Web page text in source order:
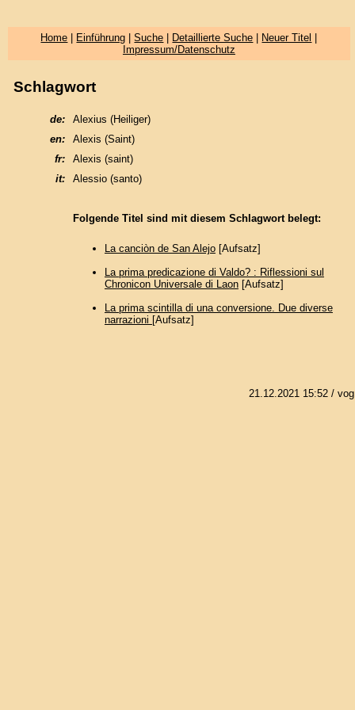
Home Einführung |Suche Detaillierte Suche Neuer Titel
Impressum/Datenschutz
Schlagwort
de:
Alexius (Heiliger)
en:
Alexis (Saint)
fr:
Alexis (saint)
it:
Alessio (santo)
Folgende Titel sind mit diesem Schlagwort belegt:
La canciòn de San Alejo[Aufsatz]
La prima predicazione di Valdo? : Riflessioni sul
Chronicon Universale di Laon[Aufsatz]
La prima scintilla di una conversione. Due diverse
narrazioni [Aufsatz]
21.12.2021 15:52/ vog